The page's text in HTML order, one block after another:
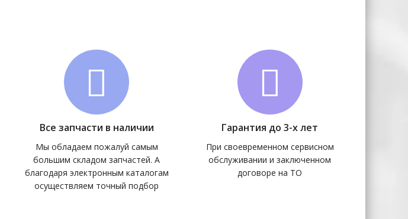
Все запчасти в наличии
Мы обладаем пожалуй самым
большим складом запчастей. А
благодаря электронным каталогам
осуществляем точный подбор
Гарантия до 3-х лет
При своевременном сервисном
обслуживании и заключенном
договоре на ТО